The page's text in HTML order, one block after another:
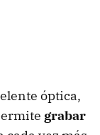
óptica,
grabar